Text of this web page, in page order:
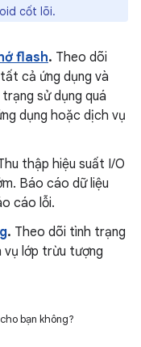
cốt lõi.
flash. Theo dõi
cả ứng dụng và
sử dụng quá
dụng hoặc dịch vụ
thập hiệu suất I/O
Báo cáo dữ liệu
cáo lỗi.
. Theo dõi tình trạng
lớp trừu tượng
bạn không?